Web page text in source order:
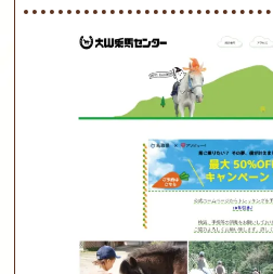
けでなく、馬の手入れや馬装
このクラスで把握し、「馬に
きましょう。 スタートクラス
軽速歩(けいはやあし)ができる
クラスへ。 グループレッスン
ながら 軽速歩・正反撞(せいは
した手綱操作と軽速歩・正反撞
駈歩(かけあし)練習に入ります
クラスで常歩(なみあし)や 速